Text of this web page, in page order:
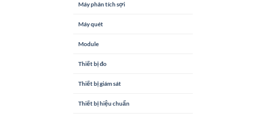
Máy phân tích sợi
Máy quét
Module
Thiết bị đo
Thiết bị giám sát
Thiết bị hiệu chuẩn